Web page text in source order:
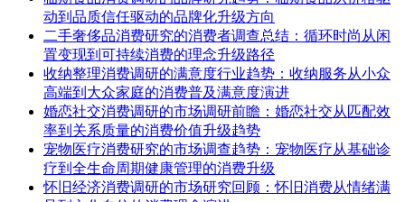
动到品质信任驱动的品牌化升级方向
二手奢侈品消费研究的消费者调查总结：循环时尚从闲
置变现到可持续消费的理念升级路径
收纳整理消费调研的满意度行业趋势：收纳服务从小众
高端到大众家庭的消费普及满意度演进
婚恋社交消费调研的市场调研前瞻：婚恋社交从匹配效
率到关系质量的消费价值升级趋势
宠物医疗消费研究的市场调查趋势：宠物医疗从基础诊
疗到全生命周期健康管理的消费升级
怀旧经济消费调研的市场研究回顾：怀旧消费从情绪满